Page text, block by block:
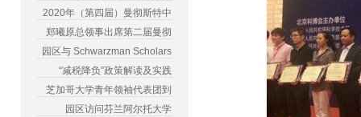
2020年（第四届）曼彻斯特中
郑曦原总领事出席第二届曼彻
园区与 Schwarzman Scholars
“减税降负”政策解读及实践
芝加哥大学青年领袖代表团到
园区访问芬兰阿尔托大学